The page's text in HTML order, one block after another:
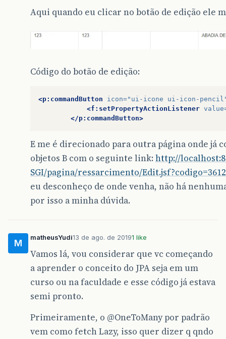
Aqui quando eu clicar no botão de edição ele
Código do botão de edição:
<p:commandButton icon="ui-icone ui-icon-
<f:setPropertyActionListener
</p:commandButton>
E me é direcionado para outra página onde já
objetos B com o seguinte link: http://
SGI/pagina/ressarcimento/
eu desconheço de onde venha, não há
por isso a minha dúvida.
M
matheusYudi13 de ago. de 20191 like
Vamos lá, vou considerar que vc começando
a aprender o conceito do JPA seja em um
curso ou na faculdade e esse código já estava
semi pronto.
Primeiramente, o @OneToManypor padrão
vem como fetch Lazy, isso quer dizer q qndo